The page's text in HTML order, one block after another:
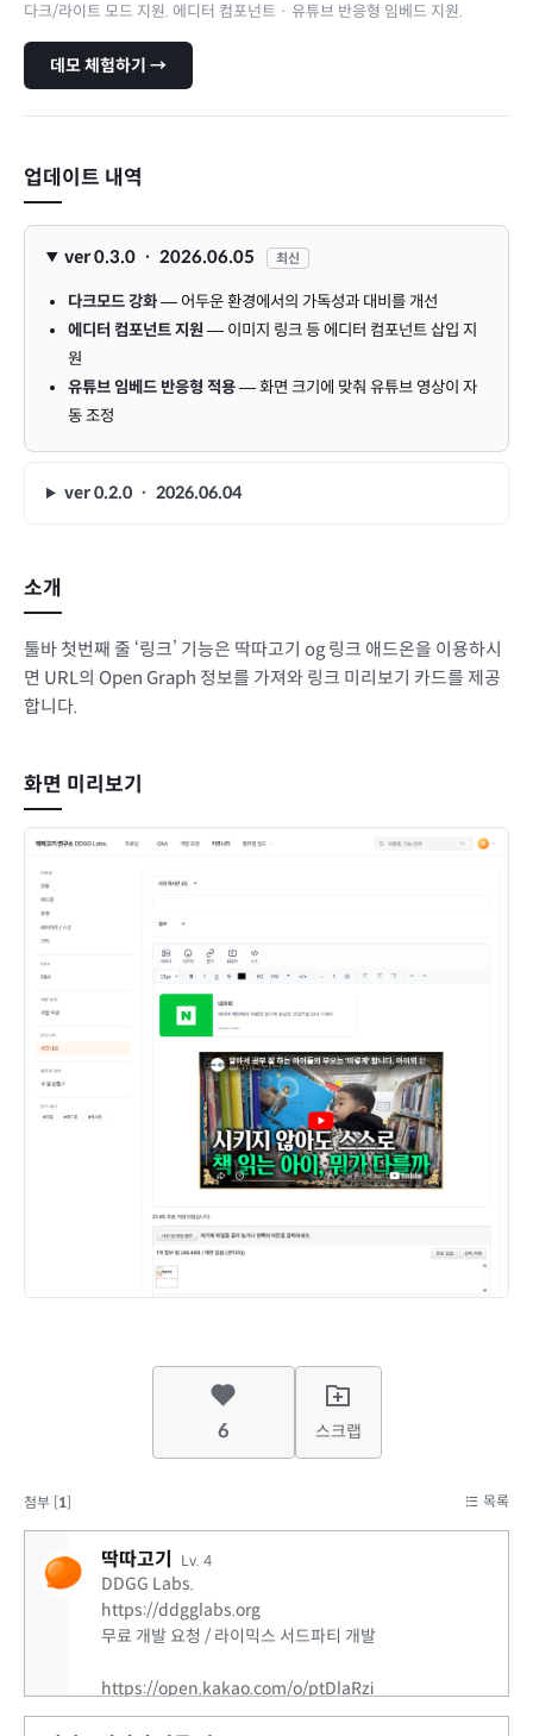
다크/라이트 모드 지원. 에디터 컴포넌트 · 유튜브 반응형 임베드 지원.
데모 체험하기 →
업데이트 내역
ver 0.3.0 · 2026.06.05 최신
다크모드 강화— 어두운 환경에서의 가독성과 대비를 개선
에디터 컴포넌트 지원— 이미지 링크 등 에디터 컴포넌트 삽입 지
원
유튜브 임베드 반응형 적용— 화면 크기에 맞춰 유튜브 영상이 자
동 조정
ver 0.2.0 · 2026.06.04
소개
툴바 첫번째 줄 ‘링크’ 기능은 딱따고기 og 링크 애드온을 이용하시
면 URL의 Open Graph 정보를 가져와 링크 미리보기 카드를 제공
합니다.
화면 미리보기
6 스크랩
첨부 [1] 목록
딱따고기 Lv. 4
DDGG Labs.
https://ddgglabs.org
무료 개발 요청 / 라이믹스 서드파티 개발
https://open.kakao.com/o/ptDlaRzi
딱따고기 연구소 오픈채팅방에서 자유롭게 피드백 및 개발